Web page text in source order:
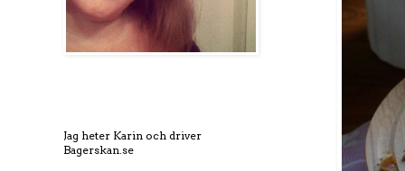
Jag heter Karin och driver
Bagerskan.se